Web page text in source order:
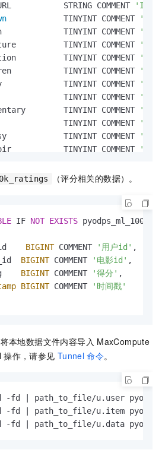
STRING COMMENT
            TINYINT COMMENT
'未
TINYINT COMMENT
'动
TINYINT COMMENT
'冒
TINYINT COMMENT
'动
TINYINT COMMENT
'儿
TINYINT COMMENT
'喜
TINYINT COMMENT
'犯
TINYINT COMMENT
'纪
TINYINT COMMENT
'戏
TINYINT COMMENT
'奇
TINYINT COMMENT
'黑
TINYINT COMMENT
TINYINT COMMENT
'浪
TINYINT COMMENT
TINYINT COMMENT
TINYINT COMMENT
（评分相关的数据）。
IF NOT EXISTS
BIGINT COMMENT '用户id' ,
BIGINT COMMENT '电影id' ,
BIGINT COMMENT '得分' ,
BIGINT COMMENT
'时间戳'
将本地数据文件内容导入 MaxCompute
操作，请参见 Tunnel 命令。
-fd | path_to_file/u.user
-fd | path_to_file/u.item
-fd | path_to_file/u.data